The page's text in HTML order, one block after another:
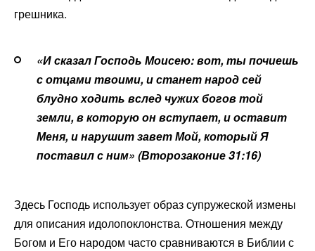
грешника.
«И сказал Господь Моисею: вот, ты почиешь
с отцами твоими, и станет народ сей
блудно ходить вслед чужих богов той
земли, в которую он вступает, и оставит
Меня, и нарушит завет Мой, который Я
поставил с ним» (Второзаконие 31:16)
Здесь Господь использует образ супружеской измены
для описания идолопоклонства. Отношения между
Богом и Его народом часто сравниваются в Библии с